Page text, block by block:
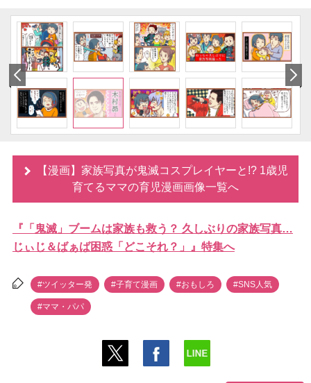
【漫画】家族写真が鬼滅コスプレイヤーと!? 1歳児
育てるママの育児漫画画像一覧へ
『「鬼滅」ブームは家族も救う？ 久しぶりの家族写真…
じぃじ＆ばぁば困惑「どこそれ？」』特集へ
#ツイッター発 #子育て漫画 #おもしろ #SNS人気
#ママ・パパ